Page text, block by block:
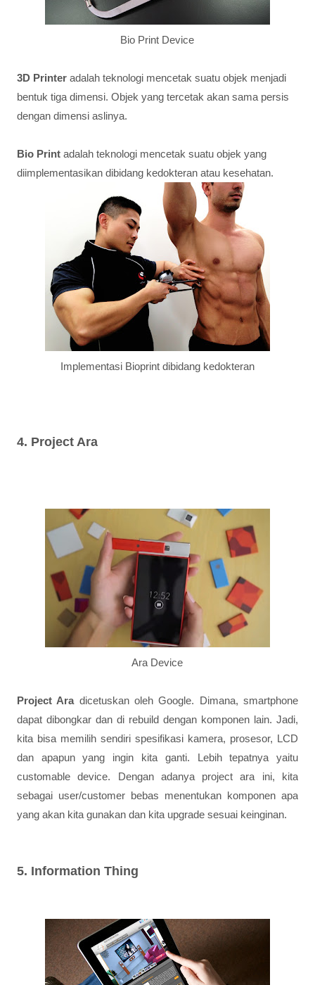
Bio Print Device
3D Printeradalah teknologi mencetak suatu objek menjadi
bentuk tiga dimensi. Objek yang tercetak akan sama persis
dengan dimensi aslinya.
Bio Printadalah teknologi mencetak suatu objek yang
diimplementasikan dibidang kedokteran atau kesehatan.
Implementasi Bioprint dibidang kedokteran
4. Project Ara
Ara Device
Project Ara dicetuskan oleh Google. Dimana, smartphone
dapat dibongkar dan di rebuild dengan komponen lain. Jadi,
kita bisa memilih sendiri spesifikasi kamera, prosesor, LCD
dan apapun yang ingin kita ganti. Lebih tepatnya yaitu
customable device. Dengan adanya project ara ini, kita
sebagai user/customer bebas menentukan komponen apa
yang akan kita gunakan dan kita upgrade sesuai keinginan.
5. Information Thing